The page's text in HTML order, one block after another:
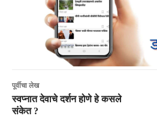
पूर्वीचा लेख
स्वप्नात देवाचे दर्शन होणे हे कसले
संकेत ?